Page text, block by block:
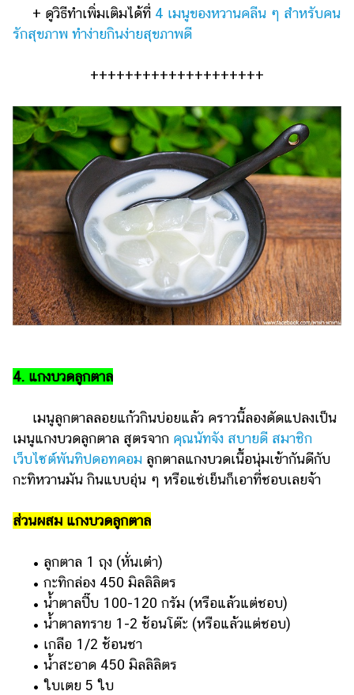
+ ดูวิธีทำเพิ่มเติมได้ที่ 4 เมนูของหวานคลีน ๆ สำหรับคน
รักสุขภาพ ทำง่ายกินง่ายสุขภาพดี
++++++++++++++++++++
4. แกงบวดลูกตาล
เมนูลูกตาลลอยแก้วกินบ่อยแล้ว คราวนี้ลองดัดแปลงเป็น
เมนูแกงบวดลูกตาล สูตรจาก คุณนัทจัง สบายดี สมาชิก
เว็บไซต์พันทิปดอทคอม ลูกตาลแกงบวดเนื้อนุ่มเข้ากันดีกับ
กะทิหวานมัน กินแบบอุ่น ๆ หรือแช่เย็นก็เอาที่ชอบเลยจ้า
ส่วนผสม แกงบวดลูกตาล
• ลูกตาล 1 ถุง (หั่นเต๋า)
• กะทิกล่อง 450 มิลลิลิตร
• น้ำตาลปี๊บ 100-120 กรัม (หรือแล้วแต่ชอบ)
• น้ำตาลทราย 1-2 ช้อนโต๊ะ (หรือแล้วแต่ชอบ)
• เกลือ 1/2 ช้อนชา
• น้ำสะอาด 450 มิลลิลิตร
• ใบเตย 5 ใบ